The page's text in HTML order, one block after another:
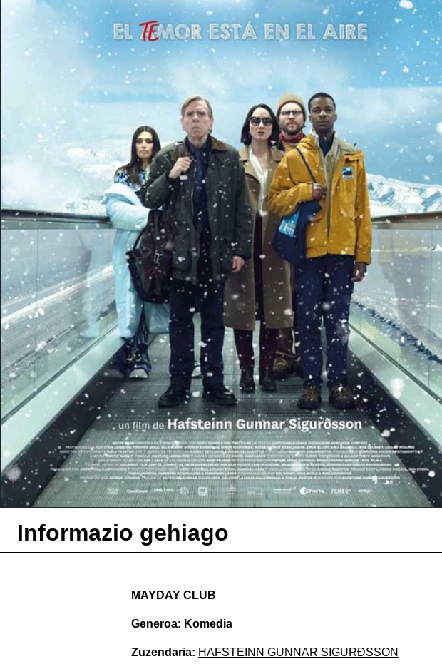
Informazio gehiago
MAYDAY CLUB
Generoa: Komedia
Zuzendaria: HAFSTEINN GUNNAR SIGURÐSSON